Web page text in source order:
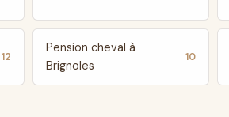
12
Pension cheval à
Brignoles
10